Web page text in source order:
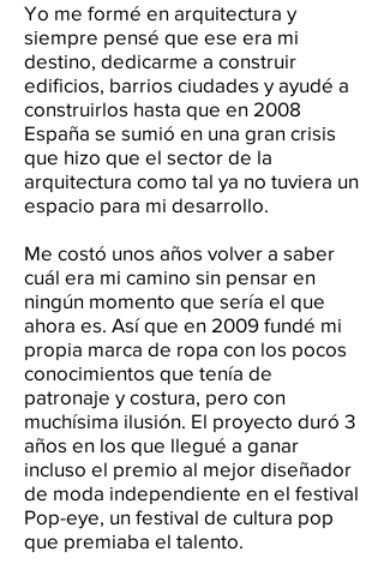
Yo me formé en arquitectura y
siempre pensé que ese era mi
destino, dedicarme a construir
edificios, barrios ciudades y ayudé a
construirlos hasta que en 2008
España se sumió en una gran crisis
que hizo que el sector de la
arquitectura como tal ya no tuviera un
espacio para mi desarrollo.
Me costó unos años volver a saber
cuál era mi camino sin pensar en
ningún momento que sería el que
ahora es. Así que en 2009 fundé mi
propia marca de ropa con los pocos
conocimientos que tenía de
patronaje y costura, pero con
muchísima ilusión. El proyecto duró 3
años en los que llegué a ganar
incluso el premio al mejor diseñador
de moda independiente en el festival
Pop-eye, un festival de cultura pop
que premiaba el talento.